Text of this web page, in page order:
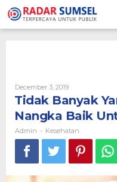
Skip
to
content
December 3, 2019
Tidak Banyak
Nangka Baik
Admin - Kesehatan